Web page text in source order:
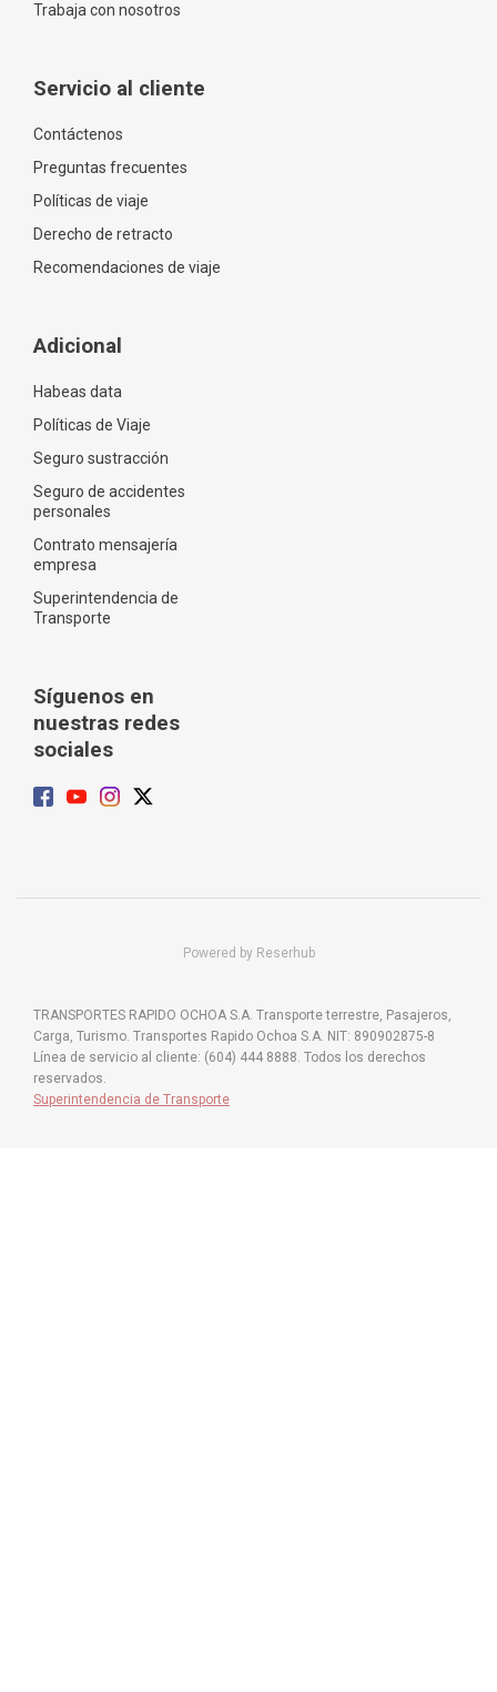
Trabaja con nosotros
Servicio al cliente
Contáctenos
Preguntas frecuentes
Políticas de viaje
Derecho de retracto
Recomendaciones de viaje
Adicional
Habeas data
Políticas de Viaje
Seguro sustracción
Seguro de accidentes
personales
Contrato mensajería
empresa
Superintendencia de
Transporte
Síguenos en
nuestras redes
sociales
Powered by Reserhub
TRANSPORTES RAPIDO OCHOA S.A. Transporte terrestre, Pasajeros,
Carga, Turismo. Transportes Rapido Ochoa S.A. NIT: 890902875-8
Línea de servicio al cliente: (604) 444 8888. Todos los derechos
reservados.
Superintendencia de Transporte